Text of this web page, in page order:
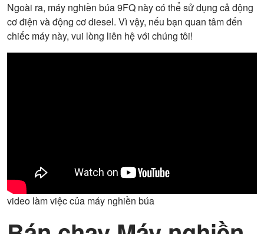
Ngoài ra, máy nghiền búa 9FQ này có thể sử dụng cả động
cơ điện và động cơ diesel. Vì vậy, nếu bạn quan tâm đến
chiếc máy này, vui lòng liên hệ với chúng tôi!
video làm việc của máy nghiền búa